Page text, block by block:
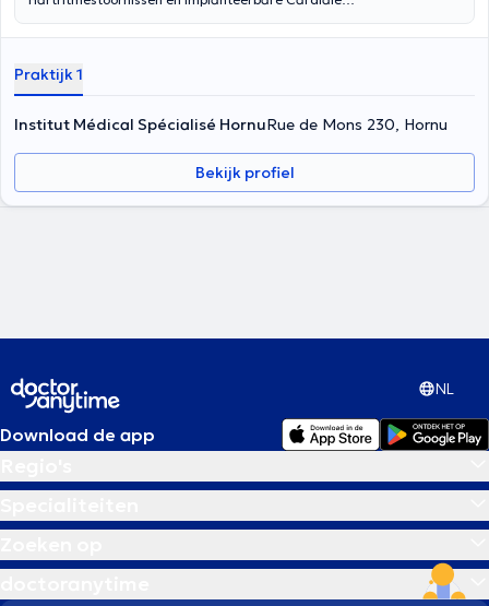
Praktijk 1
Institut Médical Spécialisé HornuRue de Mons 230, Hornu
Bekijk profiel
NL
Download de app